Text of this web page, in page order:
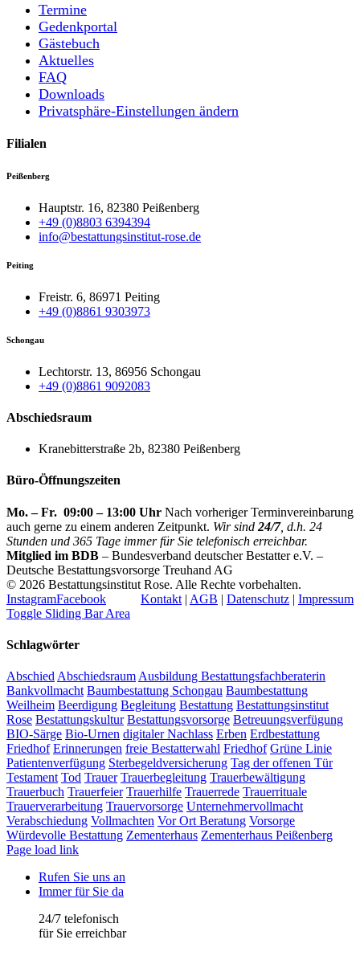
Termine
Gedenkportal
Gästebuch
Aktuelles
FAQ
Downloads
Privatsphäre-Einstellungen ändern
Filialen
Peißenberg
Hauptstr. 16, 82380 Peißenberg
+49 (0)8803 6394394
info@bestattungsinstitut-rose.de
Peiting
Freistr. 6, 86971 Peiting
+49 (0)8861 9303973
Schongau
Lechtorstr. 13, 86956 Schongau
+49 (0)8861 9092083
Abschiedsraum
Kranebitterstraße 2b, 82380 Peißenberg
Büro-Öffnungszeiten
Mo. – Fr. 09:00 – 13:00 Uhr Nach vorheriger Terminvereinbarung
auch gerne zu einem anderen Zeitpunkt. Wir sind 24/7, d.h. 24
Stunden und 365 Tage immer für Sie telefonisch erreichbar.
Mitglied im BDB – Bundesverband deutscher Bestatter e.V. –
Deutsche Bestattungsvorsorge Treuhand AG
© 2026 Bestattungsinstitut Rose. Alle Rechte vorbehalten.
Kontakt | AGB | Datenschutz | Impressum
InstagramFacebook
Toggle Sliding Bar Area
Schlagwörter
Abschied Abschiedsraum Ausbildung Bestattungsfachberaterin
Bankvollmacht Baumbestattung Schongau Baumbestattung
Weilheim Beerdigung Begleitung Bestattung Bestattungsinstitut
Rose Bestattungskultur Bestattungsvorsorge Betreuungsverfügung
BIO-Särge Bio-Urnen digitaler Nachlass Erben Erdbestattung
Friedhof Erinnerungen freie Bestatterwahl Friedhof Grüne Linie
Patientenverfügung Sterbegeldversicherung Tag der offenen Tür
Testament Tod Trauer Trauerbegleitung Trauerbewältigung
Trauerbuch Trauerfeier Trauerhilfe Trauerrede Trauerrituale
Trauerverarbeitung Trauervorsorge Unternehmervollmacht
Verabschiedung Vollmachten Vor Ort Beratung Vorsorge
Würdevolle Bestattung Zementerhaus Zementerhaus Peißenberg
Page load link
Rufen Sie uns an
Immer für Sie da
24/7 telefonisch
für Sie erreichbar